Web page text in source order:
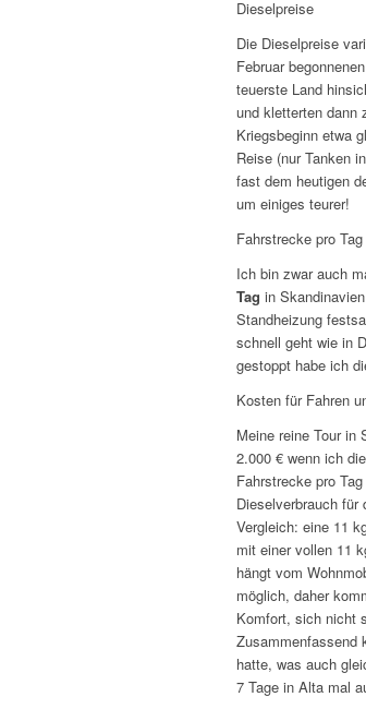
Dieselpreise
Die Dieselpreise
Februar
teuerste Land
und kletterten dann
Kriegsbeginn etwa
Reise (nur Tanken
fast dem heutigen
um einiges teurer!
Fahrstrecke pro Tag
Ich bin zwar auch
Tag in
Standheizung
schnell geht wie in
gestoppt habe ich
Kosten für Fahren
Meine reine Tour in
2.000 € wenn ich
Fahrstrecke pro
Dieselverbrauch
Vergleich: eine 11
mit einer vollen 11
hängt vom
möglich, daher
Komfort, sich nicht
Zusammenfassend
hatte, was auch
7 Tage in Alta mal